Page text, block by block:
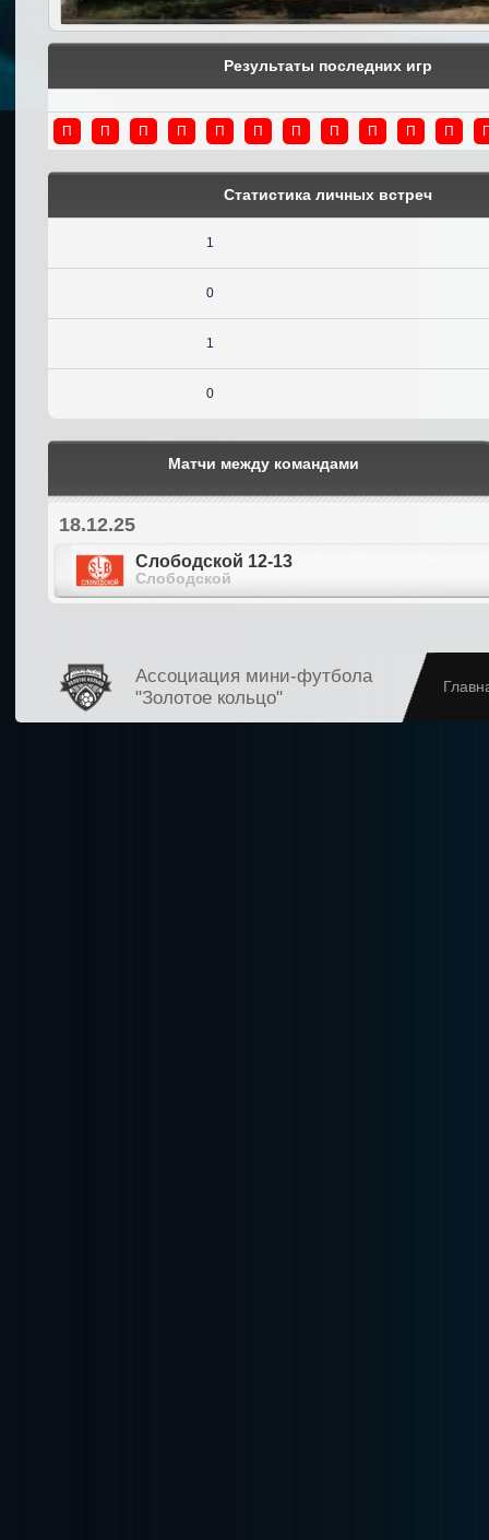
Результаты последних игр
П П П П П П П П П П П
Статистика личных встреч
1
0
1
0
Матчи между командами
18.12.25
Слободской 12-13
Слободской
Ассоциация мини-футбола
"Золотое кольцо"